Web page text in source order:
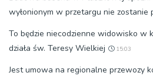
wyłonionym w przetargu nie zostanie
To będzie niecodzienne widowisko w
działa św. Teresy Wielkiej
15:03
Jest umowa na regionalne przewozy